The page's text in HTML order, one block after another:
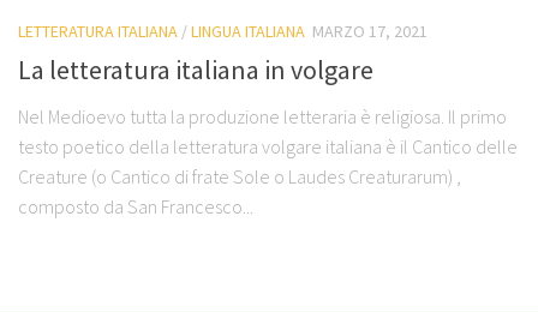
LETTERATURA ITALIANA /LINGUA ITALIANA MARZO 17, 2021
La letteratura italiana in volgare
Nel Medioevo tutta la produzione letteraria è religiosa. Il primo
testo poetico della letteratura volgare italiana è il Cantico delle
Creature (o Cantico di frate Sole o Laudes Creaturarum) ,
composto da San Francesco...